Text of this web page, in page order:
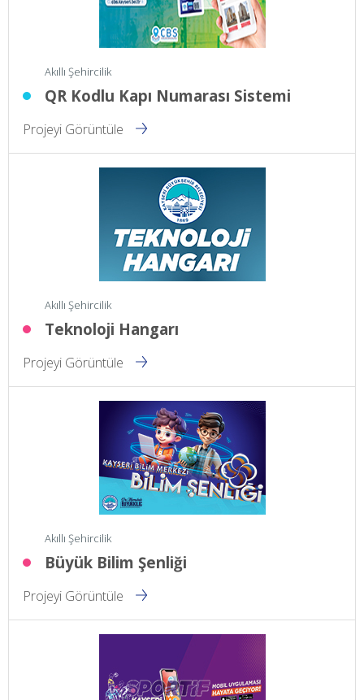
Akıllı Şehircilik
QR Kodlu Kapı Numarası Sistemi
Projeyi Görüntüle
Akıllı Şehircilik
Teknoloji Hangarı
Projeyi Görüntüle
Akıllı Şehircilik
Büyük Bilim Şenliği
Projeyi Görüntüle